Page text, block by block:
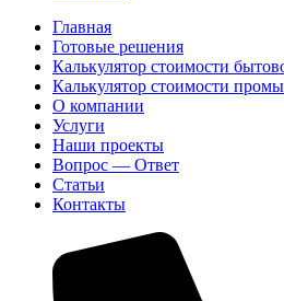
Главная
Готовые решения
Калькулятор стоимости
Калькулятор стоимости
О компании
Услуги
Наши проекты
Вопрос — Ответ
Статьи
Контакты